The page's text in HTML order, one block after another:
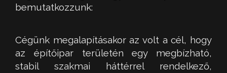
bemutatkozzunk:
Cégünk megalapításakor az volt a cél, hogy
az építőipar területén egy megbízható,
stabil szakmai háttérrel rendelkező,